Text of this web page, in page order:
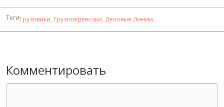
ТегиГрузовики, Грузоперевозки, Деловые Линии.
Комментировать